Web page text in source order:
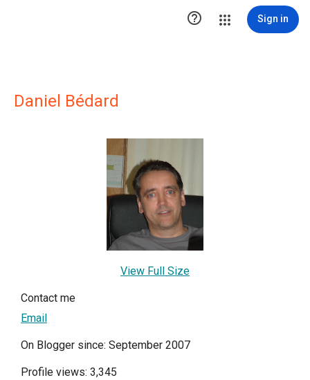
 Sign in
Daniel Bédard
View Full Size
Contact me
Email
On Blogger since: September 2007
Profile views: 3,345